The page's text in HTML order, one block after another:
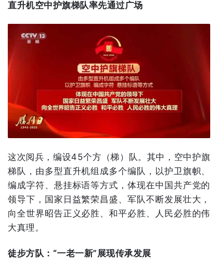
直升机空中护旗梯队率先通过广场
这次阅兵，编设45个方（梯）队。其中，空中护旗
梯队，由多型直升机组成多个编队，以护卫旗帜、
编成字符、悬挂标语等方式，体现在中国共产党的
领导下，国家日益繁荣昌盛、军队不断发展壮大，
向全世界昭告正义必胜、和平必胜、人民必胜的伟
大真理。
徒步方队：“一老一新”展现传承发展